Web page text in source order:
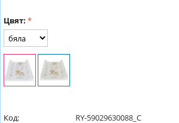
Цвят:
Код:
RY-59029630088_C